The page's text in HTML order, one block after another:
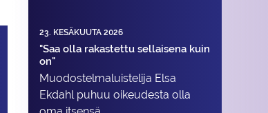
23. KESÄKUUTA 2026
"Saa olla rakastettu sellaisena kuin
on"
Muodostelma­luistelija Elsa
Ekdahl puhuu oikeudesta olla